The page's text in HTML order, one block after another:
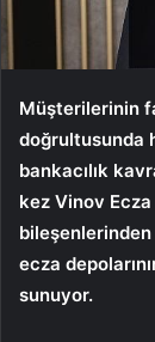
Müşterilerinin
doğrultusunda
bankacılık
kez Vinov
ecza
sunuyor.